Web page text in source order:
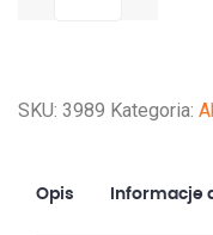
150A
SKU: 3989 Kategoria:
Opis Informacje